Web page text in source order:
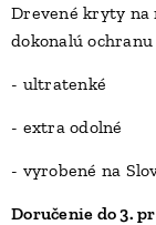
Drevené kryty na
dokonalú
- ultratenké
- extra odolné
- vyrobené na
Doručenie do 3.